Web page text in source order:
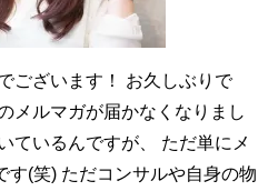
ございます！ お久しぶりで
メルマガが届かなくなりまし
ているんですが、 ただ単にメ
す(笑) ただコンサルや自身の物